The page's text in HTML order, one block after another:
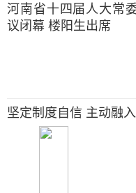
河南省十四届人大常
议闭幕 楼阳生出席
坚定制度自信 主动融